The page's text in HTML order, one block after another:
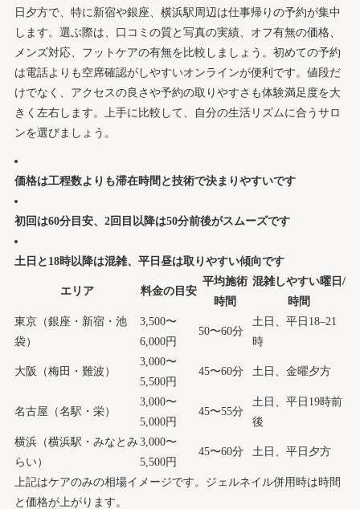
日夕方で、特に新宿や銀座、横浜駅周辺は仕事帰りの予約が集中
します。選ぶ際は、口コミの質と写真の実績、オフ有無の価格、
メンズ対応、フットケアの有無を比較しましょう。初めての予約
は電話よりも空席確認がしやすいオンラインが便利です。値段だ
けでなく、アクセスの良さや予約の取りやすさも体験満足度を大
きく左右します。上手に比較して、自分の生活リズムに合うサロ
ンを選びましょう。
価格は工程数よりも滞在時間と技術で決まりやすいです
初回は60分目安、2回目以降は50分前後がスムーズです
土日と18時以降は混雑、平日昼は取りやすい傾向です
エリア 料金の目安
平均施術
時間
混雑しやすい曜日/
時間
東京（銀座・新宿・池
袋）
3,500〜
6,000円
50〜60分
土日、平日18–21
時
大阪（梅田・難波）
3,000〜
5,500円
45〜60分 土日、金曜夕方
名古屋（名駅・栄）
3,000〜
5,000円
45〜55分
土日、平日19時前
後
横浜（横浜駅・みなとみ
らい）
3,000〜
5,500円
45〜60分 土日、平日夕方
上記はケアのみの相場イメージです。ジェルネイル併用時は時間
と価格が上がります。